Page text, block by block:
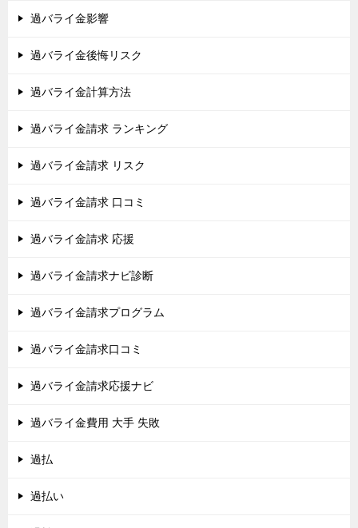
過バライ金影響
過バライ金後悔リスク
過バライ金計算方法
過バライ金請求 ランキング
過バライ金請求 リスク
過バライ金請求 口コミ
過バライ金請求 応援
過バライ金請求ナビ診断
過バライ金請求プログラム
過バライ金請求口コミ
過バライ金請求応援ナビ
過バライ金費用 大手 失敗
過払
過払い